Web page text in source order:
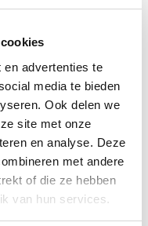
en advertenties te
media te bieden
Ook delen we
site met onze
en analyse. Deze
met andere
of die ze hebben
van hun services.
en België staan wij
reisadviseurs van
voor uw vakantie
advies • Maatwerk •